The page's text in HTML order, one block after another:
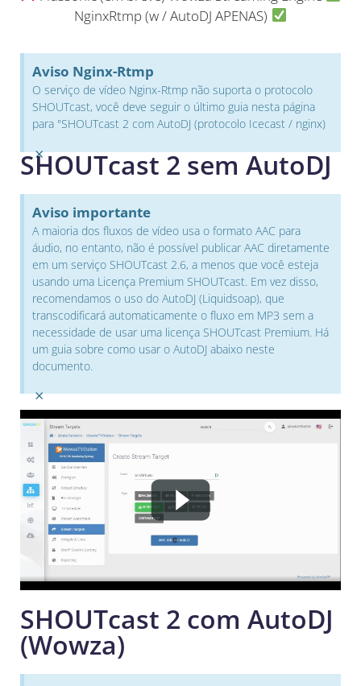
NginxRtmp (w / AutoDJ APENAS)
Aviso Nginx-Rtmp
O serviço de vídeo Nginx-Rtmp não suporta o protocolo
SHOUTcast, você deve seguir o último guia nesta página
para "SHOUTcast 2 com AutoDJ (protocolo Icecast / nginx)
×
SHOUTcast 2 sem AutoDJ
Aviso importante
A maioria dos fluxos de vídeo usa o formato AAC para
áudio, no entanto, não é possível publicar AAC diretamente
em um serviço SHOUTcast 2.6, a menos que você esteja
usando uma Licença Premium SHOUTcast. Em vez disso,
recomendamos o uso do AutoDJ (Liquidsoap), que
transcodificará automaticamente o fluxo em MP3 sem a
necessidade de usar uma licença SHOUTcast Premium. Há
um guia sobre como usar o AutoDJ abaixo neste
documento.
×
SHOUTcast 2 com AutoDJ
(Wowza)